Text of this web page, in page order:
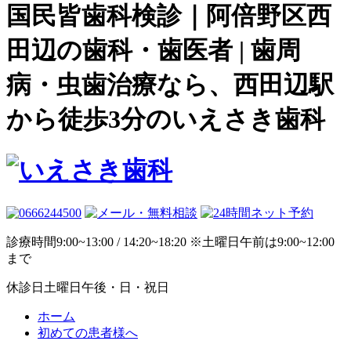
国民皆歯科検診｜阿倍野区西
田辺の歯科・歯医者 | 歯周
病・虫歯治療なら、西田辺駅
から徒歩3分のいえさき歯科
診療時間9:00~13:00 / 14:20~18:20 ※土曜日午前は9:00~12:00
まで
休診日 土曜日午後・日・祝日
ホーム
初めての患者様へ